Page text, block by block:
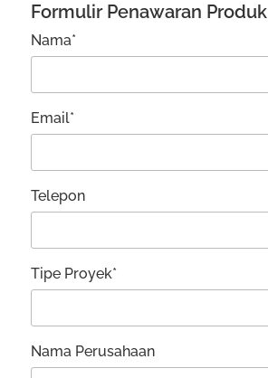
Formulir Penawaran Produk
Nama*
Email*
Telepon
Tipe Proyek*
Nama Perusahaan